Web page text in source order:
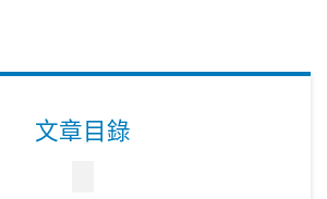
材網站
圖素材網站
文章目錄